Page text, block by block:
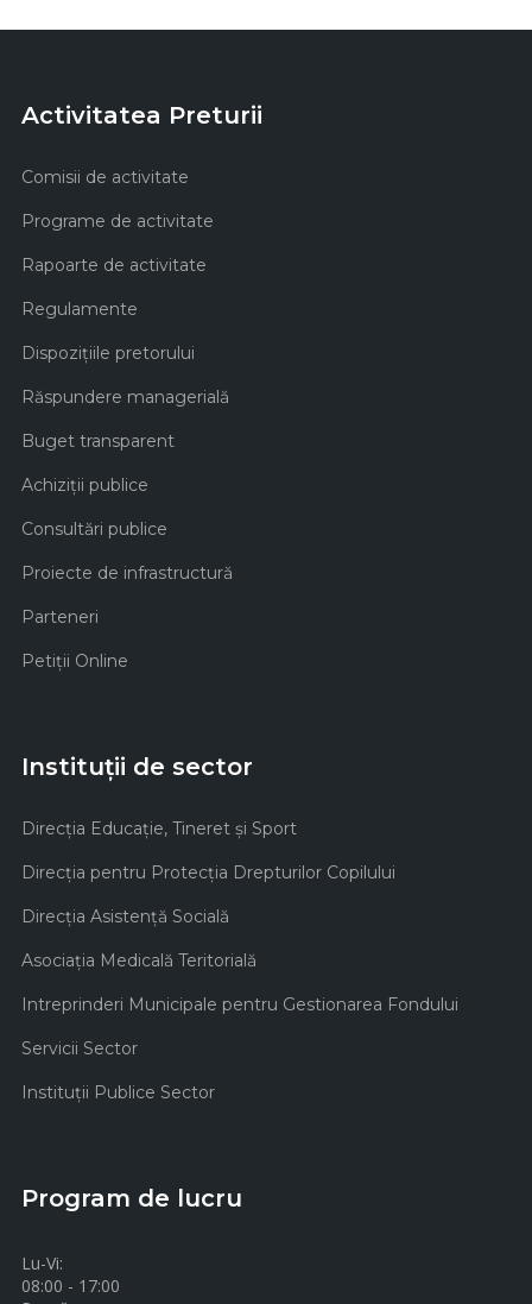
Activitatea Preturii
Comisii de activitate
Programe de activitate
Rapoarte de activitate
Regulamente
Dispozițiile pretorului
Răspundere managerială
Buget transparent
Achiziţii publice
Consultări publice
Proiecte de infrastructură
Parteneri
Petiții Online
Instituții de sector
Direcţia Educaţie, Tineret şi Sport
Direcţia pentru Protecţia Drepturilor Copilului
Direcţia Asistenţă Socială
Asociaţia Medicală Teritorială
Intreprinderi Municipale pentru Gestionarea Fondului
Servicii Sector
Instituţii Publice Sector
Program de lucru
Lu-Vi:
08:00 - 17:00